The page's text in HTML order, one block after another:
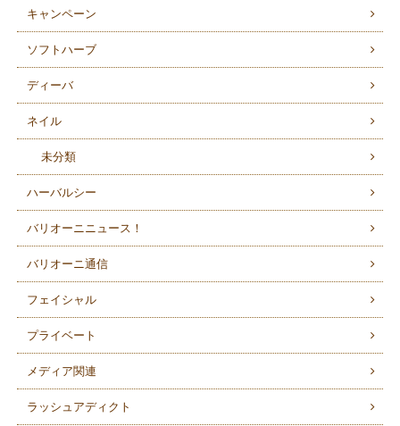
キャンペーン
ソフトハーブ
ディーバ
ネイル
未分類
ハーバルシー
バリオーニニュース！
バリオーニ通信
フェイシャル
プライベート
メディア関連
ラッシュアディクト